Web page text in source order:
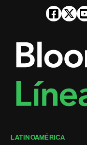
LATINOAMÉRICA